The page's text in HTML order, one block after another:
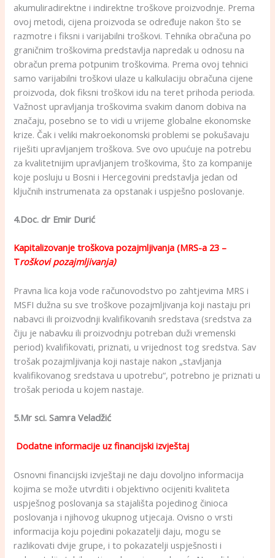
akumuliradirektne i indirektne troškove proizvodnje. Prema
ovoj metodi, cijena proizvoda se određuje nakon što se
razmotre i fiksni i varijabilni troškovi. Tehnika obračuna po
graničnim troškovima predstavlja napredak u odnosu na
obračun prema potpunim troškovima. Prema ovoj tehnici
samo varijabilni troškovi ulaze u kalkulaciju obračuna cijene
proizvoda, dok fiksni troškovi idu na teret prihoda perioda.
Važnost upravljanja troškovima svakim danom dobiva na
značaju, posebno se to vidi u vrijeme globalne ekonomske
krize. Čak i veliki makroekonomski problemi se pokušavaju
riješiti upravljanjem troškova. Sve ovo upućuje na potrebu
za kvalitetnijim upravljanjem troškovima, što za kompanije
koje posluju u Bosni i Hercegovini predstavlja jedan od
ključnih instrumenata za opstanak i uspješno poslovanje.
4.Doc. dr Emir Durić
Kapitalizovanje troškova pozajmljivanja (MRS-a 23 –
Troškovi pozajmljivanja)
Pravna lica koja vode računovodstvo po zahtjevima MRS i
MSFI dužna su sve troškove pozajmljivanja koji nastaju pri
nabavci ili proizvodnji kvalifikovanih sredstava (sredstva za
čiju je nabavku ili proizvodnju potreban duži vremenski
period) kvalifikovati, priznati, u vrijednost tog sredstva. Sav
trošak pozajmljivanja koji nastaje nakon „stavljanja
kvalifikovanog sredstava u upotrebu“, potrebno je priznati u
trošak perioda u kojem nastaje.
5.Mr sci.Samra Veladžić
Dodatne informacije uz financijski izvještaj
Osnovni financijski izvještaji ne daju dovoljno informacija
kojima se može utvrditi i objektivno ocijeniti kvaliteta
uspješnog poslovanja sa stajališta pojedinog činioca
poslovanja i njihovog ukupnog utjecaja. Ovisno o vrsti
informacija koju pojedini pokazatelji daju, mogu se
razlikovati dvije grupe, i to pokazatelji uspješnosti i